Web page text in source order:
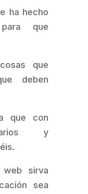
ha hecho
que
que
deben
que con
y
web sirva
sea